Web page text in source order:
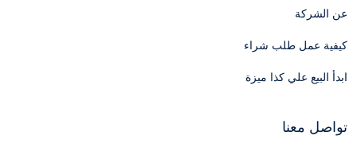
عن الشركة
كيفية عمل طلب شراء
ابدأ البيع علي كذا ميزة
تواصل معنا